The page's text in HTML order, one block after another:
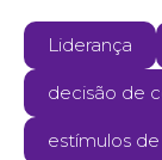
Liderança
decisão de
estímulos